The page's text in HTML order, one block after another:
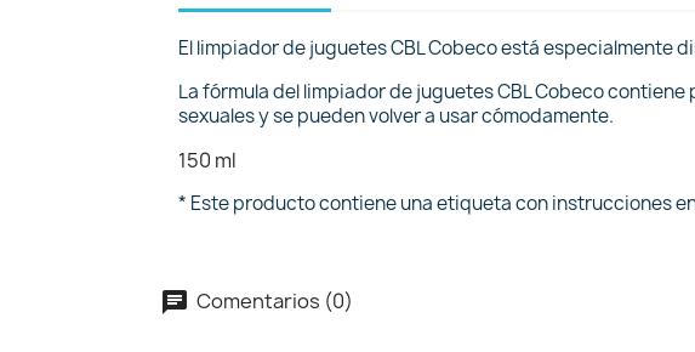
El limpiador de juguetes CBL Cobeco está especialmente
La fórmula del limpiador de juguetes CBL Cobeco
sexuales y se pueden volver a usar cómodamente.
150 ml
* Este producto contiene una etiqueta con instrucciones
Comentarios (0)